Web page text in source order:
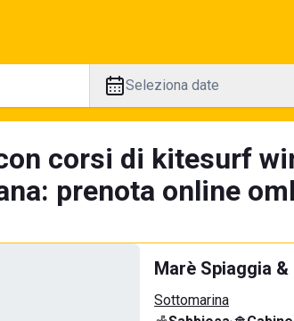
Seleziona date
corsi di kitesurf
prenota online
Marè Spiaggia &
Sottomarina